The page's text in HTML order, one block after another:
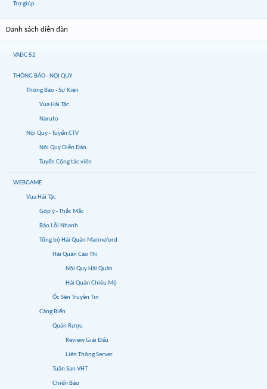
Trợ giúp
Danh sách diễn đàn
VAĐC 52
THÔNG BÁO - NỘI QUY
Thông Báo - Sự Kiện
Vua Hải Tặc
Naruto
Nội Quy - Tuyển CTV
Nội Quy Diễn Đàn
Tuyển Cộng tác viên
WEBGAME
Vua Hải Tặc
Góp ý - Thắc Mắc
Báo Lỗi Nhanh
Tổng bộ Hải Quân Marineford
Hải Quân Cáo Thị
Nội Quy Hải Quân
Hải Quân Chiêu Mộ
Ốc Sên Truyền Tin
Cảng Biển
Quán Rượu
Review Giải Đấu
Liên Thông Server
Tuần San VHT
Chiến Báo